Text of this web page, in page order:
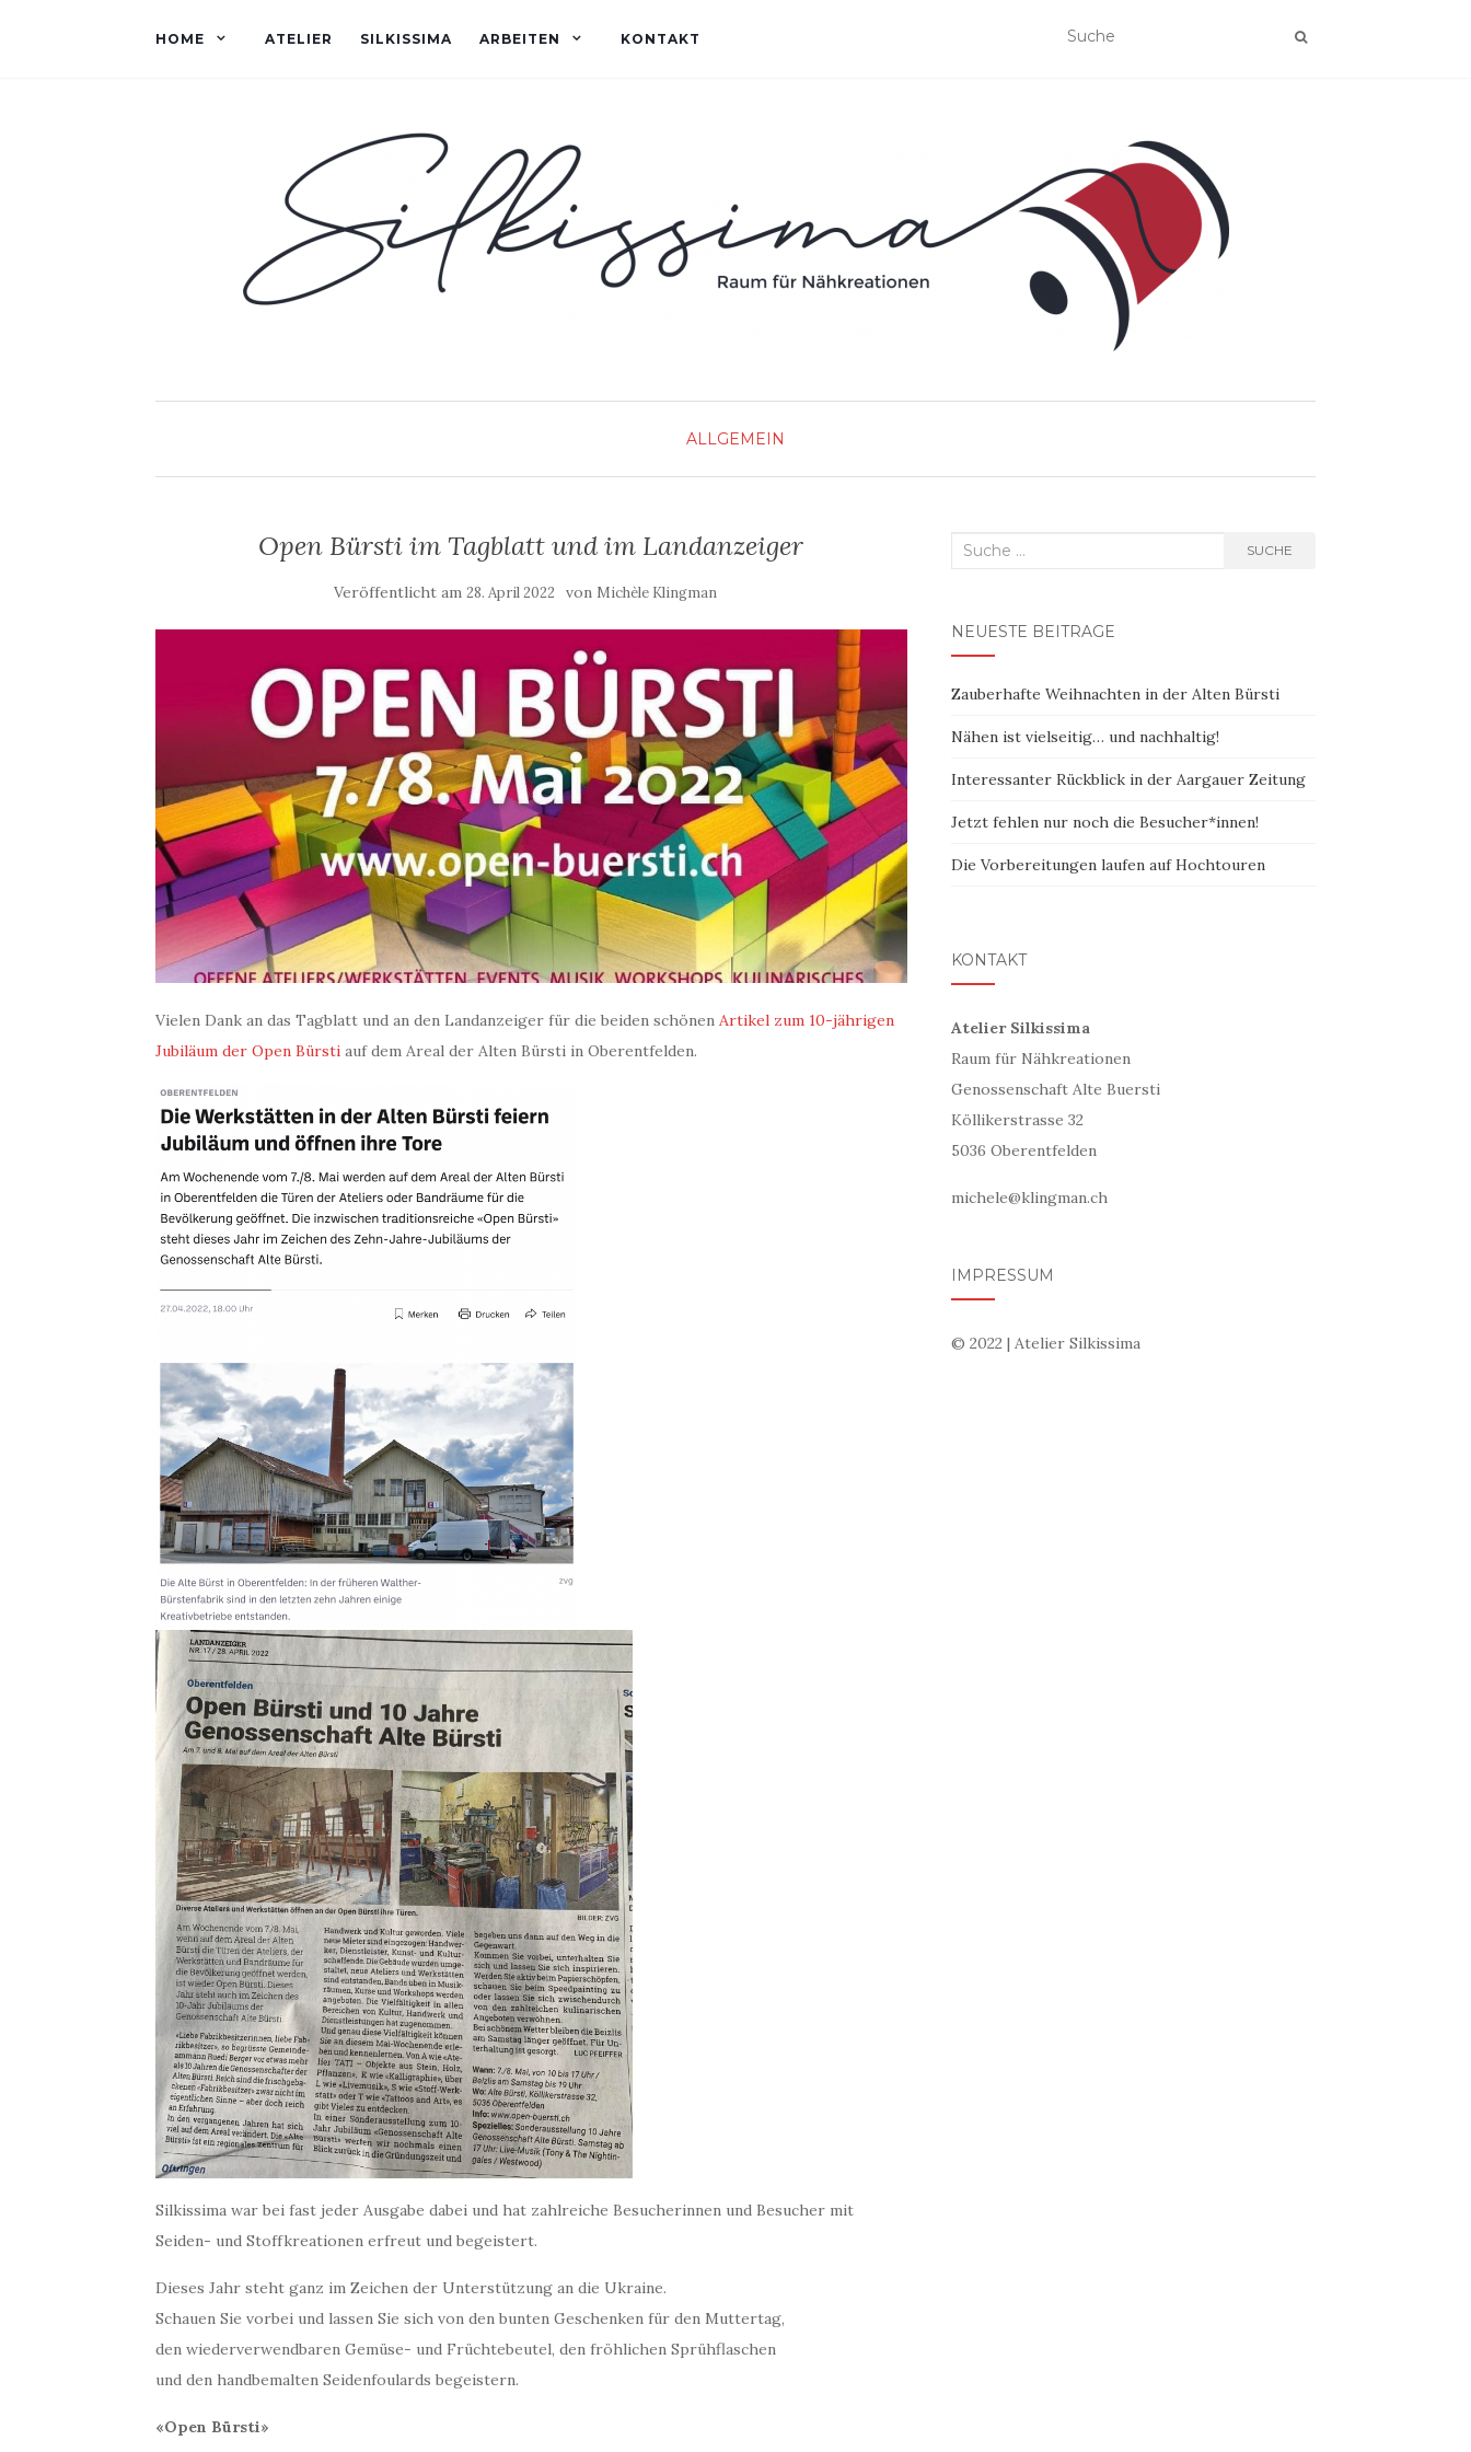
HOME ATELIER SILKISSIMA ARBEITEN KONTAKT
ALLGEMEIN
Open Bürsti im Tagblatt und im Landanzeiger
Veröffentlicht am28. April 2022 von Michèle Klingman
Vielen Dank an das Tagblatt und an den Landanzeiger für die beiden schönen Artikel zum 10-jährigen
Jubiläum der Open Bürsti auf dem Areal der Alten Bürsti in Oberentfelden.
Silkissima war bei fast jeder Ausgabe dabei und hat zahlreiche Besucherinnen und Besucher mit
Seiden- und Stoffkreationen erfreut und begeistert.
Dieses Jahr steht ganz im Zeichen der Unterstützung an die Ukraine.
Schauen Sie vorbei und lassen Sie sich von den bunten Geschenken für den Muttertag,
den wiederverwendbaren Gemüse- und Früchtebeutel, den fröhlichen Sprühflaschen
und den handbemalten Seidenfoulards begeistern.
«Open Bürsti»
Suche
SUCHE
NEUESTE BEITRÄGE
Zauberhafte Weihnachten in der Alten Bürsti
Nähen ist vielseitig… und nachhaltig!
Interessanter Rückblick in der Aargauer Zeitung
Jetzt fehlen nur noch die Besucher*innen!
Die Vorbereitungen laufen auf Hochtouren
KONTAKT
Atelier Silkissima
Raum für Nähkreationen
Genossenschaft Alte Buersti
Köllikerstrasse 32
5036 Oberentfelden
michele@klingman.ch
IMPRESSUM
© 2022 | Atelier Silkissima